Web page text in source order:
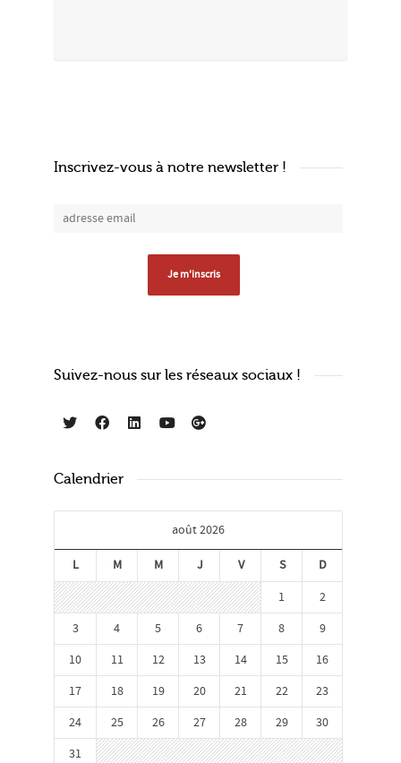
Inscrivez-vous à notre newsletter !
Suivez-nous sur les réseaux sociaux !
Calendrier
août 2026
L M M J V S
D
1
2
3
4 5 6 7 8
9
10
11 12 13 14 15
16
17
18 19 20 21 22
23
24
25 26 27 28 29
30
31